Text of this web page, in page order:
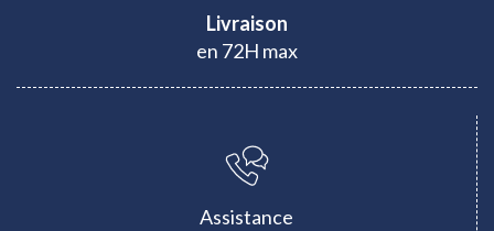
Livraison
en 72H max
Assistance